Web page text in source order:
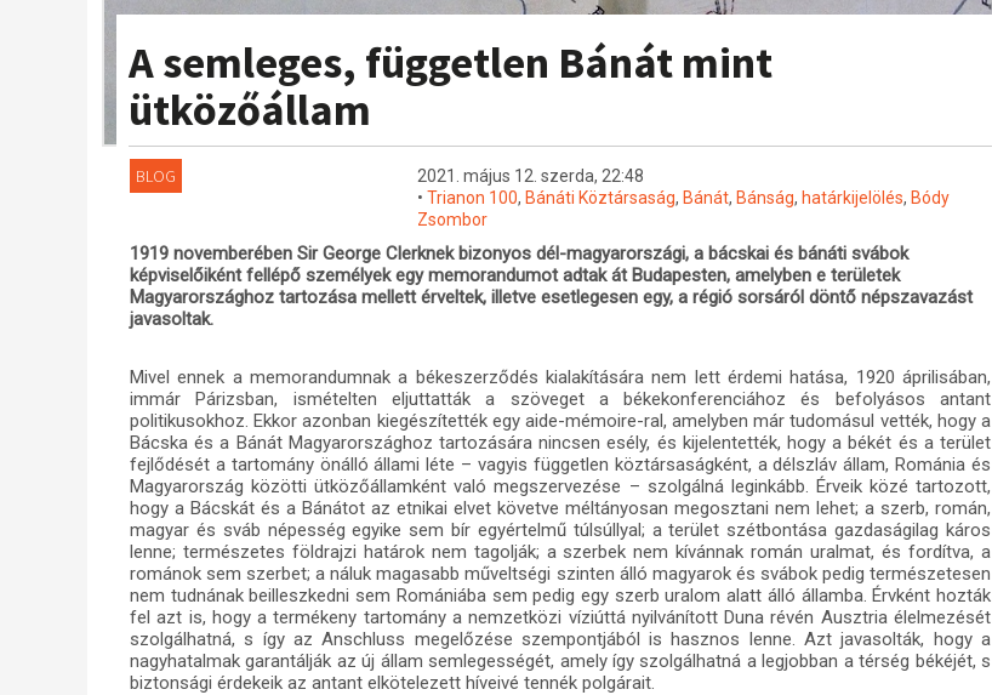
A semleges, független Bánát mint
ütközőállam
BLOG
2021. május 12. szerda, 22:48
• Trianon 100, Bánáti Köztársaság, Bánát, Bánság, határkijelölés, Bódy
Zsombor
1919 novemberében Sir George Clerknek bizonyos dél-magyarországi, a bácskai és bánáti svábok
képviselőiként fellépő személyek egy memorandumot adtak át Budapesten, amelyben e területek
Magyarországhoz tartozása mellett érveltek, illetve esetlegesen egy, a régió sorsáról döntő népszavazást
javasoltak.
Mivel ennek a memorandumnak a békeszerződés kialakítására nem lett érdemi hatása, 1920 áprilisában,
immár Párizsban, ismételten eljuttatták a szöveget a békekonferenciához és befolyásos antant
politikusokhoz. Ekkor azonban kiegészítették egy aide-mémoire-ral, amelyben már tudomásul vették, hogy a
Bácska és a Bánát Magyarországhoz tartozására nincsen esély, és kijelentették, hogy a békét és a terület
fejlődését a tartomány önálló állami léte – vagyis független köztársaságként, a délszláv állam, Románia és
Magyarország közötti ütközőállamként való megszervezése – szolgálná leginkább. Érveik közé tartozott,
hogy a Bácskát és a Bánátot az etnikai elvet követve méltányosan megosztani nem lehet; a szerb, román,
magyar és sváb népesség egyike sem bír egyértelmű túlsúllyal; a terület szétbontása gazdaságilag káros
lenne; természetes földrajzi határok nem tagolják; a szerbek nem kívánnak román uralmat, és fordítva, a
románok sem szerbet; a náluk magasabb műveltségi szinten álló magyarok és svábok pedig természetesen
nem tudnának beilleszkedni sem Romániába sem pedig egy szerb uralom alatt álló államba.Érvként hozták
fel azt is, hogy a termékeny tartomány a nemzetközi víziúttá nyilvánított Duna révén Ausztria élelmezését
szolgálhatná, s így az Anschluss megelőzése szempontjából is hasznos lenne. Azt javasolták, hogy a
nagyhatalmak garantálják az új állam semlegességét, amely így szolgálhatná a legjobban a térség békéjét, s
biztonsági érdekeik az antant elkötelezett híveivé tennék polgárait.